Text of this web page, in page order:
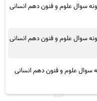
سوال علوم و فنون دهم انسانی
سوال علوم و فنون دهم انسانی
سوال علوم و فنون دهم انسانی